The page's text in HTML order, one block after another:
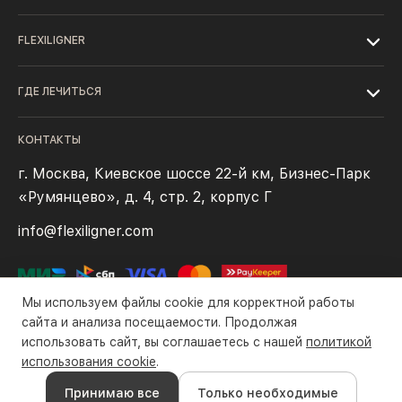
FLEXILIGNER
ГДЕ ЛЕЧИТЬСЯ
КОНТАКТЫ
г. Москва, Киевское шоссе 22-й км, Бизнес-Парк
«Румянцево», д. 4, стр. 2, корпус Г
info@flexiligner.com
Все права защищены компанией ООО «Флексилайнер». ©2016-
Политика конфиденциальности Файлы cookie Правила оплаты
Мы используем файлы cookie для корректной работы
сайта и анализа посещаемости. Продолжая
использовать сайт, вы соглашаетесь с нашей политикой
использования cookie.
Принимаю все Только необходимые